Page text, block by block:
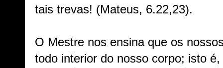
tais trevas! (Mateus, 6.22,23).
O Mestre nos ensina que os
todo interior do nosso corpo; isto